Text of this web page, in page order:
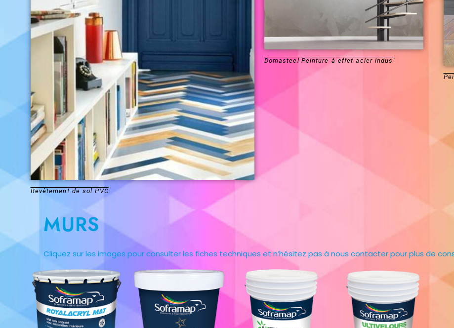
Revêtement de sol PVC
Domasteel-Peinture à effet acier indus'
MURS
Cliquez sur les images pour consulter les fiches techniques et n’hésitez pas à nous contacter pour plus de